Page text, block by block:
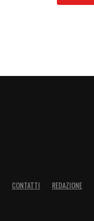
CONTATTI REDAZIONE